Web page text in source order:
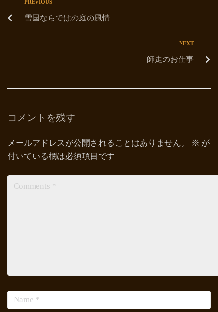
PREVIOUS
雪国ならではの庭の風情
NEXT
師走のお仕事
コメントを残す
メールアドレスが公開されることはありません。 ※ が
付いている欄は必須項目です